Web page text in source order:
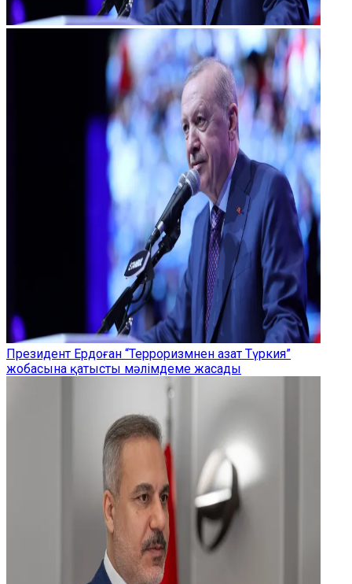
Президент Ердоған “Терроризмнен азат Түркия”
жобасына қатысты мәлімдеме жасады